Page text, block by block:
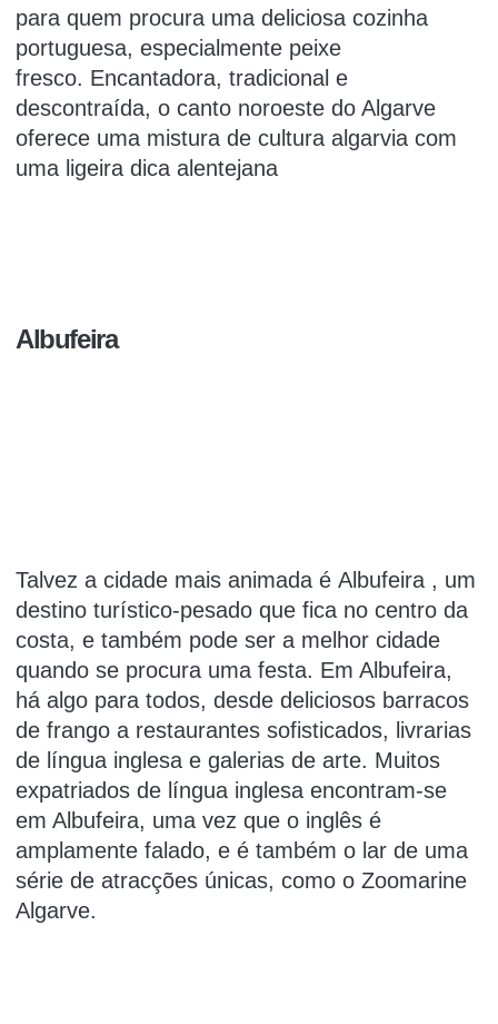
para quem procura uma deliciosa cozinha
portuguesa, especialmente peixe
fresco. Encantadora, tradicional e
descontraída, o canto noroeste do Algarve
oferece uma mistura de cultura algarvia com
uma ligeira dica alentejana
Albufeira
Talvez a cidade mais animada é Albufeira , um
destino turístico-pesado que fica no centro da
costa, e também pode ser a melhor cidade
quando se procura uma festa. Em Albufeira,
há algo para todos, desde deliciosos barracos
de frango a restaurantes sofisticados, livrarias
de língua inglesa e galerias de arte. Muitos
expatriados de língua inglesa encontram-se
em Albufeira, uma vez que o inglês é
amplamente falado, e é também o lar de uma
série de atracções únicas, como o Zoomarine
Algarve.